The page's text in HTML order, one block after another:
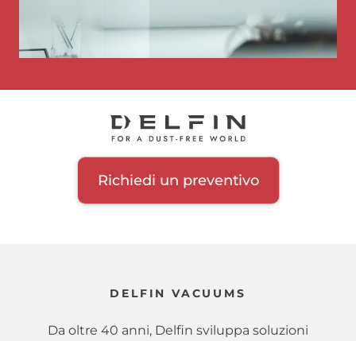
Richiedi un preventivo
DELFIN VACUUMS
Da oltre 40 anni, Delfin sviluppa soluzioni